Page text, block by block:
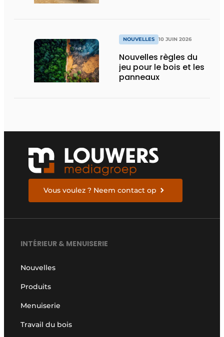
NOUVELLES 10 JUIN 2026
Nouvelles règles du
jeu pour le bois et les
panneaux
Vous voulez ? Neem contact op
INTÉRIEUR & MENUISERIE
Nouvelles
Produits
Menuiserie
Travail du bois